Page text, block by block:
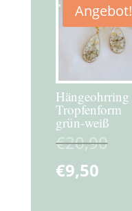
Angebot!
Hängeohrring
Tropfenform
grün-weiß
€20,90
€9,50